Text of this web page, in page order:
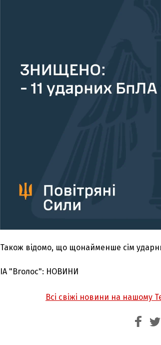
Також відомо, що щонайменше сім
ІА "Вголос": НОВИНИ
Всі свіжі новини на нашому